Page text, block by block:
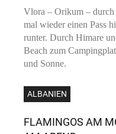
Vlora – Orikum – durch
mal wieder einen Pass
runter. Durch Himare
Beach zum
und Sonne.
ALBANIEN
FLAMINGOS AM